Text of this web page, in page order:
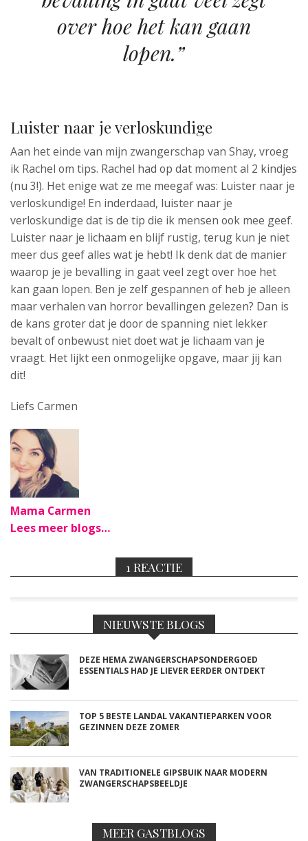
over hoe het kan gaan
lopen.”
Luister naar je verloskundige
Aan het einde van mijn zwangerschap van Shay, vroeg
ik Rachel om tips. Rachel had op dat moment al 2 kindjes
(nu 3!). Het enige wat ze me meegaf was: Luister naar je
verloskundige! En inderdaad, luister naar je
verloskundige dat is de tip die ik mensen ook mee geef.
Luister naar je lichaam en blijf rustig, terug kun je niet
meer dus geef alles wat je hebt! Ik denk dat de manier
waarop je je bevalling in gaat veel zegt over hoe het
kan gaan lopen. Ben je zelf gespannen of heb je alleen
maar verhalen van horror bevallingen gelezen? Dan is
de kans groter dat je door de spanning niet lekker
bevalt of onbewust niet doet wat je lichaam van je
vraagt. Het lijkt een onmogelijke opgave, maar jij kan
dit!
Liefs Carmen
Mama Carmen
Lees meer blogs…
1 REACTIE
NIEUWSTE BLOGS
DEZE HEMA ZWANGERSCHAPSONDERGOED
ESSENTIALS HAD JE LIEVER EERDER ONTDEKT
TOP 5 BESTE LANDAL VAKANTIEPARKEN VOOR
GEZINNEN DEZE ZOMER
VAN TRADITIONELE GIPSBUIK NAAR MODERN
ZWANGERSCHAPSBEELDJE
MEER GASTBLOGS